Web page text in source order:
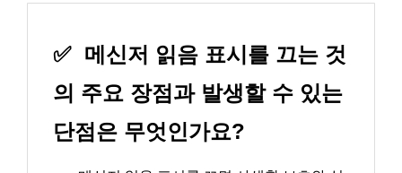
✅ 메신저 읽음 표시를 끄는 것
의 주요 장점과 발생할 수 있는
단점은 무엇인가요?